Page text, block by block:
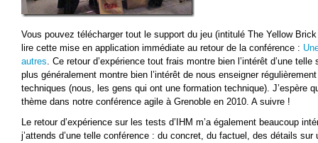
Vous pouvez télécharger tout le support du jeu (intitulé The Yellow
lire cette mise en application immédiate au retour de la conférence :
autres. Ce retour d’expérience tout frais montre bien l’intérêt d’une
plus généralement montre bien l’intérêt de nous enseigner
techniques (nous, les gens qui ont une formation technique). J’espère
thème dans notre conférence agile à Grenoble en 2010. A suivre !
Le retour d’expérience sur les tests d’IHM m’a également beaucoup
j’attends d’une telle conférence : du concret, du factuel, des détails